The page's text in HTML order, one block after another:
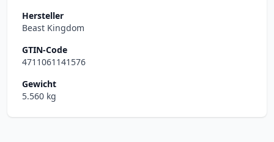
Hersteller
Beast Kingdom
GTIN-Code
4711061141576
Gewicht
5.560 kg